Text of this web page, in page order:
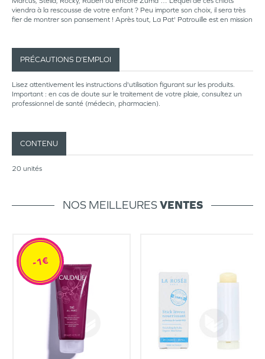
viendra à la rescousse de votre enfant ? Peu importe son choix, il sera très
fier de montrer son pansement ! Après tout, La Pat' Patrouille est en mission
PRÉCAUTIONS D’EMPLOI
Lisez attentivement les instructions d'utilisation figurant sur les produits.
Important : en cas de doute sur le traitement de votre plaie, consultez un
professionnel de santé (médecin, pharmacien).
CONTENU
20 unités
NOS MEILLEURESVENTES
-1€